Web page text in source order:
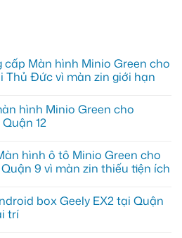
cấp Màn hình Minio Green cho
Thủ Đức vì màn zin giới hạn
hình Minio Green cho
12
hình ô tô Minio Green cho
9 vì màn zin thiếu tiện ích
box Geely EX2 tại Quận
trí